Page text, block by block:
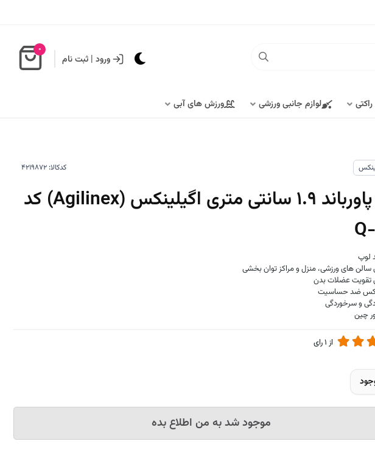
ورود | ثبت نام
0
لوازم جانبی ورزشی ورزش های آبی
کدکالا:
کش پاورباند 1.9 سانتی متری اگیلینکس (Agilinex) کد
لوپ
سالن های ورزشی، منزل و مراکز توان بخشی
تقویت عضلات بدن
ضد حساسیت
و سرخوردگی
چین
از 1رای
موجود شد به من اطلاع بده